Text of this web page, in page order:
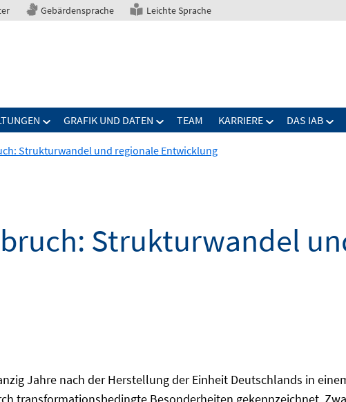
Gebärdensprache Leichte Sprache
GRAFIK UND DATEN TEAM KARRIERE DAS IAB
Strukturwandel und regionale Entwicklung
Strukturwandel
Jahre nach der Herstellung der Einheit Deutschlands in